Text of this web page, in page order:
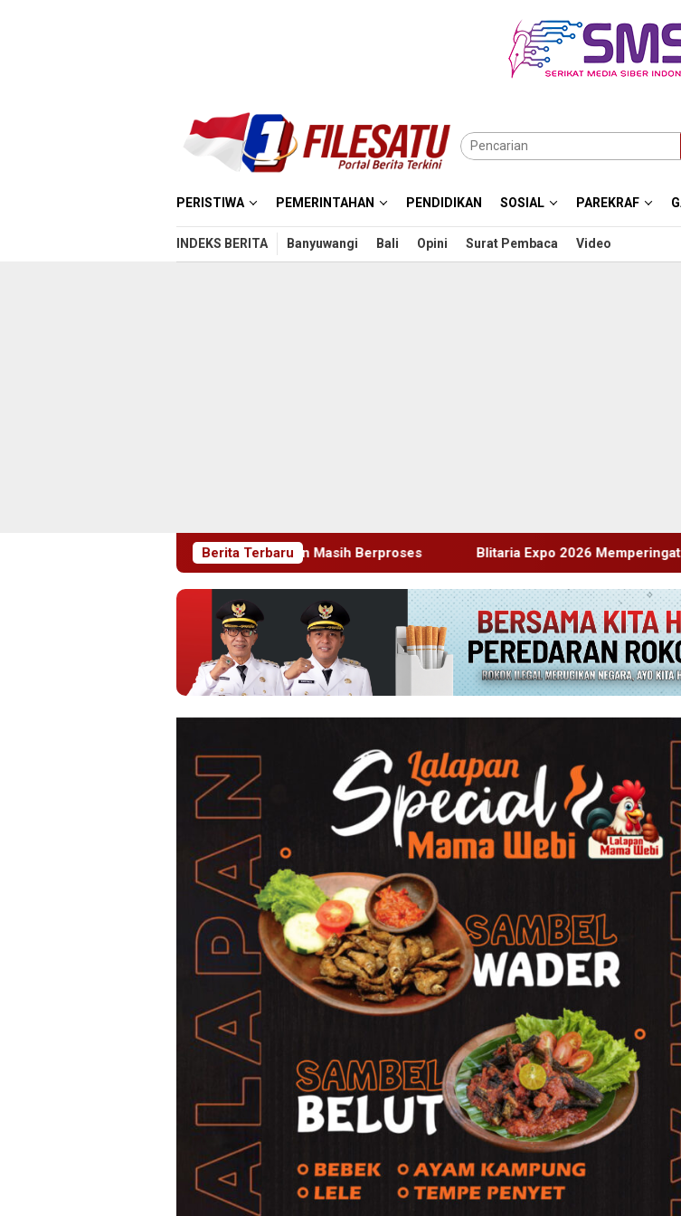
PERISTIWA PEMERINTAHAN PENDIDIKAN SOSIAL PAREKRAF
INDEKS BERITA Banyuwangi Bali Opini Surat Pembaca Video
Berita Terbaru
Pemeriksaan Laporan Masih Berproses Blitaria Expo 2026 Memperingati HUT RI Ke 81 Dan Hari